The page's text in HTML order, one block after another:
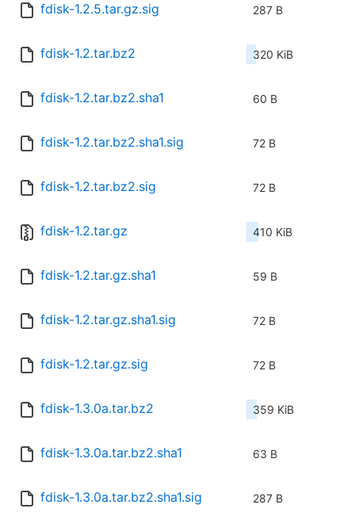
fdisk-1.2.5.tar.gz.sig 287 B
fdisk-1.2.tar.bz2 320 KiB
fdisk-1.2.tar.bz2.sha1 60 B
fdisk-1.2.tar.bz2.sha1.sig 72 B
fdisk-1.2.tar.bz2.sig 72 B
fdisk-1.2.tar.gz 410 KiB
fdisk-1.2.tar.gz.sha1 59 B
fdisk-1.2.tar.gz.sha1.sig 72 B
fdisk-1.2.tar.gz.sig 72 B
fdisk-1.3.0a.tar.bz2 359 KiB
fdisk-1.3.0a.tar.bz2.sha1 63 B
fdisk-1.3.0a.tar.bz2.sha1.sig 287 B